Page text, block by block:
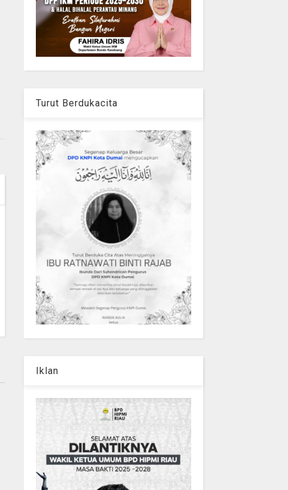
Turut Berdukacita
Iklan